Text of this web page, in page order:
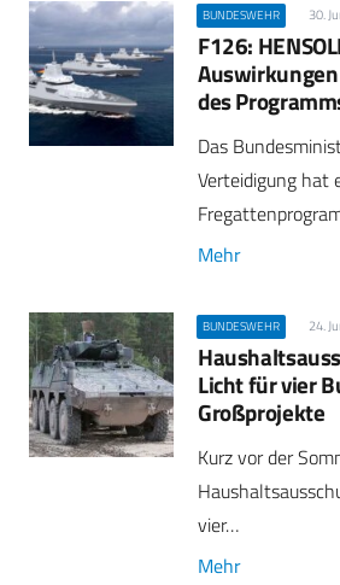
BUNDESWEHR 30.
F126:
des
Das
Verteidigung hat
Mehr
BUNDESWEHR 24.
Licht für vier
Großprojekte
Kurz vor der
vier…
Mehr